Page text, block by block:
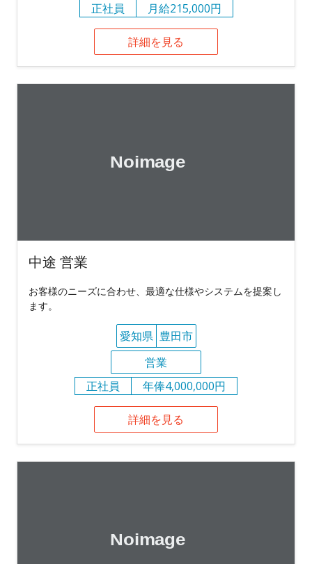
正社員
月給215,000円
詳細を見る
中途 営業
お客様のニーズに合わせ、最適な仕様やシステムを提案し
ます。
愛知県 豊田市
営業
正社員
年俸4,000,000円
詳細を見る